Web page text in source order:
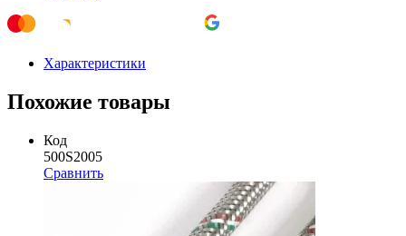
Характеристики
Похожие товары
Код
500S2005
Сравнить